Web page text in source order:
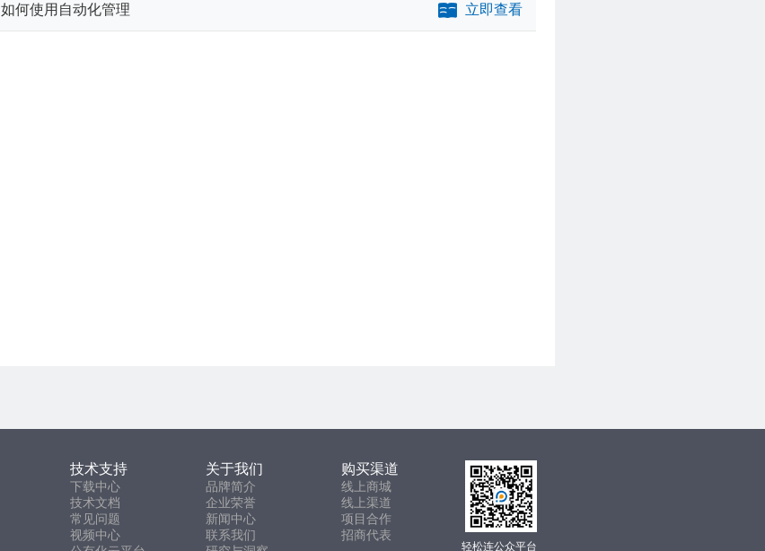
如何使用自动化管理 立即查看
技术支持 关于我们 购买渠道
下载中心 品牌简介
线上商城
技术文档 企业荣誉
线上渠道
常见问题 新闻中心
项目合作
视频中心 联系我们
招商代表
轻松连公众平台